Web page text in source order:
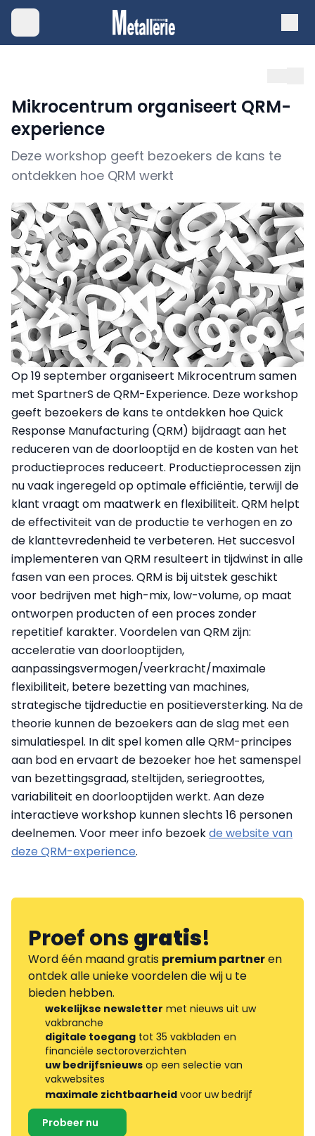
Mikrocentrum organiseert QRM-
experience
Deze workshop geeft bezoekers de kans te
ontdekken hoe QRM werkt
Op 19 september organiseert Mikrocentrum samen
met SpartnerS de QRM-Experience. Deze workshop
geeft bezoekers de kans te ontdekken hoe Quick
Response Manufacturing (QRM) bijdraagt aan het
reduceren van de doorlooptijd en de kosten van het
productieproces reduceert. Productieprocessen zijn
nu vaak ingeregeld op optimale efficiëntie, terwijl de
klant vraagt om maatwerk en flexibiliteit. QRM helpt
de effectiviteit van de productie te verhogen en zo
de klanttevredenheid te verbeteren. Het succesvol
implementeren van QRM resulteert in tijdwinst in alle
fasen van een proces. QRM is bij uitstek geschikt
voor bedrijven met high-mix, low-volume, op maat
ontworpen producten of een proces zonder
repetitief karakter. Voordelen van QRM zijn:
acceleratie van doorlooptijden,
aanpassingsvermogen/veerkracht/maximale
flexibiliteit, betere bezetting van machines,
strategische tijdreductie en positieversterking. Na de
theorie kunnen de bezoekers aan de slag met een
simulatiespel. In dit spel komen alle QRM-principes
aan bod en ervaart de bezoeker hoe het samenspel
van bezettingsgraad, steltijden, seriegroottes,
variabiliteit en doorlooptijden werkt. Aan deze
interactieve workshop kunnen slechts 16 personen
deelnemen. Voor meer info bezoekde website van
deze QRM-experience.
Proef onsgratis!
Word één maand gratis premium partneren
ontdek alle unieke voordelen die wij u te
bieden hebben.
wekelijkse newsletter met nieuws uit uw
vakbranche
digitale toegang tot 35 vakbladen en
financiële sectoroverzichten
uw bedrijfsnieuws op een selectie van
vakwebsites
maximale zichtbaarheid voor uw bedrijf
Probeer nu